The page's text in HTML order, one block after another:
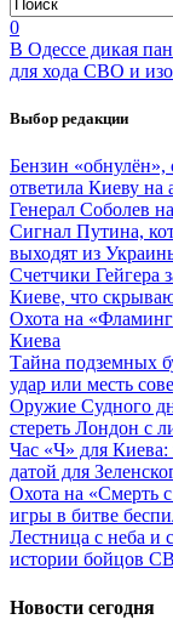
0
В Одессе дикая
для хода СВО и
Выбор редакции
Бензин «обнулён»,
ответила Киеву на
Генерал Соболев
Сигнал Путина,
выходят из
Счетчики Гейгера
Киеве, что
Охота на
Киева
Тайна подземных
удар или месть
Оружие Судного
стереть Лондон с
Час «Ч» для Киева:
датой для
Охота на «Смерть
игры в битве
Лестница с неба
истории бойцов
Новости сегодня